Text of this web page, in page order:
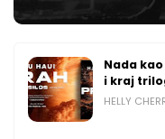
Nada
i kraj
HELLY